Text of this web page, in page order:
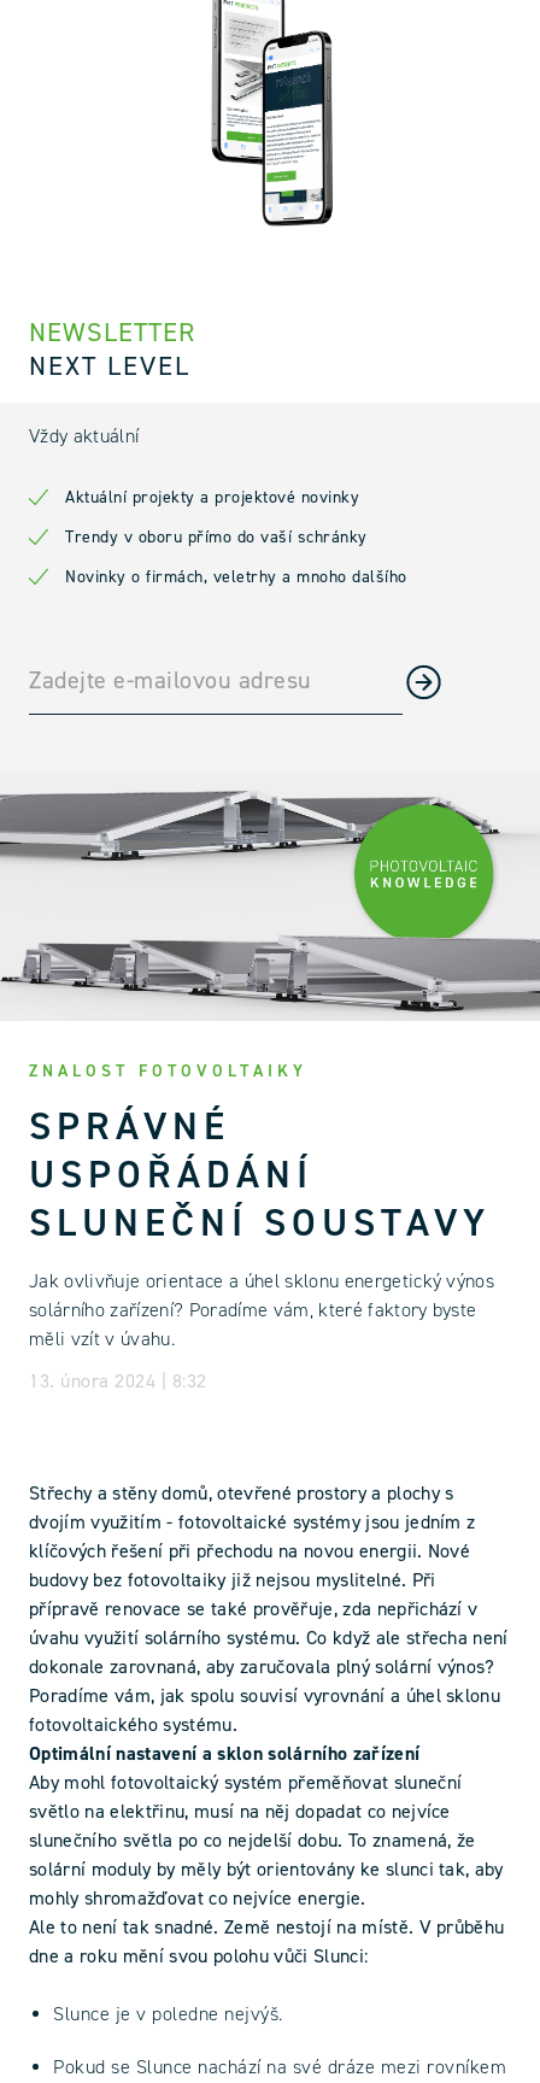
NEWSLETTER
NEXT LEVEL
Vždy aktuální
Aktuální projekty a projektové novinky
Trendy v oboru přímo do vaší schránky
Novinky o firmách, veletrhy a mnoho dalšího
ZNALOST FOTOVOLTAIKY
SPRÁVNÉ
USPOŘÁDÁNÍ
SLUNEČNÍ SOUSTAVY
Jak ovlivňuje orientace a úhel sklonu energetický výnos
solárního zařízení? Poradíme vám, které faktory byste
měli vzít v úvahu.
13. února 2024 | 8:32
Střechy a stěny domů, otevřené prostory a plochy s
dvojím využitím - fotovoltaické systémy jsou jedním z
klíčových řešení při přechodu na novou energii. Nové
budovy bez fotovoltaiky již nejsou myslitelné. Při
přípravě renovace se také prověřuje, zda nepřichází v
úvahu využití solárního systému. Co když ale střecha není
dokonale zarovnaná, aby zaručovala plný solární výnos?
Poradíme vám, jak spolu souvisí vyrovnání a úhel sklonu
fotovoltaického systému.
Optimální nastavení a sklon solárního zařízení
Aby mohl fotovoltaický systém přeměňovat sluneční
světlo na elektřinu, musí na něj dopadat co nejvíce
slunečního světla po co nejdelší dobu. To znamená, že
solární moduly by měly být orientovány ke slunci tak, aby
mohly shromažďovat co nejvíce energie.
Ale to není tak snadné. Země nestojí na místě. V průběhu
dne a roku mění svou polohu vůči Slunci:
Slunce je v poledne nejvýš.
Pokud se Slunce nachází na své dráze mezi rovníkem